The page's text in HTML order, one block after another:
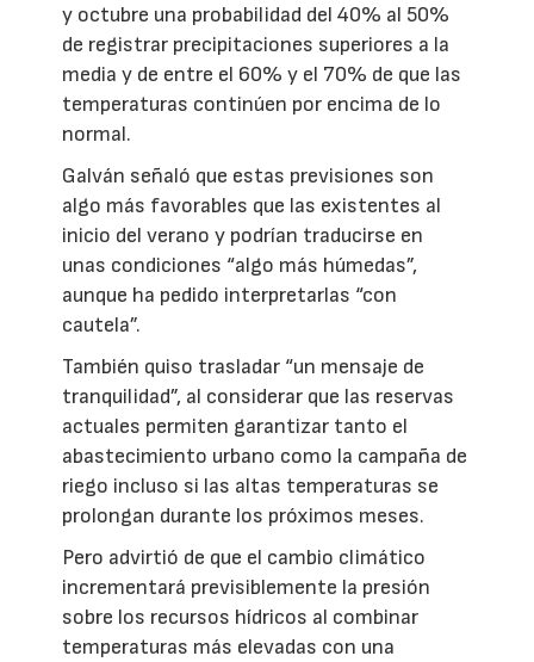
y octubre una probabilidad del 40% al 50%
de registrar precipitaciones superiores a la
media y de entre el 60% y el 70% de que las
temperaturas continúen por encima de lo
normal.
Galván señaló que estas previsiones son
algo más favorables que las existentes al
inicio del verano y podrían traducirse en
unas condiciones “algo más húmedas”,
aunque ha pedido interpretarlas “con
cautela”.
También quiso trasladar “un mensaje de
tranquilidad”, al considerar que las reservas
actuales permiten garantizar tanto el
abastecimiento urbano como la campaña de
riego incluso si las altas temperaturas se
prolongan durante los próximos meses.
Pero advirtió de que el cambio climático
incrementará previsiblemente la presión
sobre los recursos hídricos al combinar
temperaturas más elevadas con una